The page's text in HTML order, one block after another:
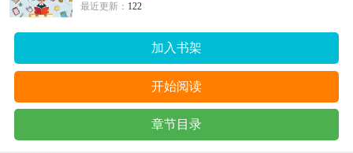
最近更新： 122
加入书架
开始阅读
章节目录